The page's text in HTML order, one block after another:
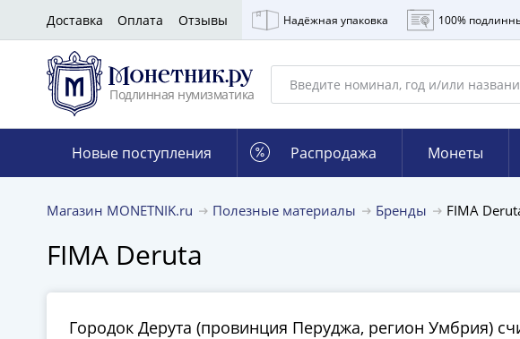
Доставка Оплата Отзывы Надёжная упаковка 100%
Подлинная нумизматика
Новые поступления Распродажа Монеты
Магазин MONETNIK.ru Полезные материалы Бренды FIMA
FIMA Deruta
Городок Дерута (провинция Перуджа, регион Умбрия)